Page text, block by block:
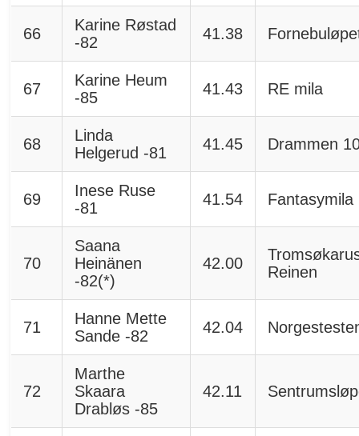
66
Karine Røstad
-82
41.38
67
Karine Heum
-85
41.43 RE mila
68
Linda
Helgerud -81
41.45 Drammen
69
Inese Ruse
-81
41.54 Fantasymila
70
Saana
Heinänen
-82(*)
42.00
Reinen
71
Hanne Mette
Sande -82
42.04
72
Marthe
Skaara
Drabløs -85
42.11